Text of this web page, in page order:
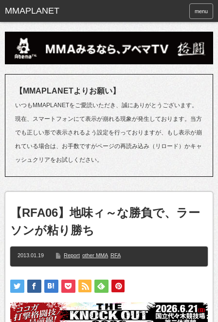
menu
【MMAPLANETよりお願い】
いつもMMAPLANETをご愛読いただき、誠にありがとうございます。
現在、スマートフォンにて表示が崩れる現象が発生しております。当方
でも正しい形で表示されるよう設定を行っておりますが、もし表示が崩
れている場合は、お手数ですがページの再読み込み（リロード）かキャ
ッシュクリアをお試しください。
【RFA06】地味ィ～な勝負で、ラー
ソンが粘り勝ち
2013.01.19 Report other MMA RFA